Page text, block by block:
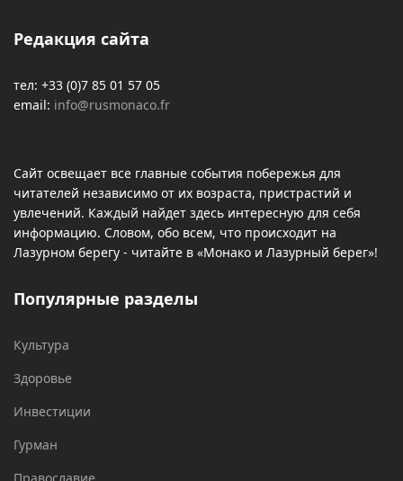
Редакция сайта
тел: +33 (0)7 85 01 57 05
email: info@rusmonaco.fr
Сайт освещает все главные события побережья для
читателей независимо от их возраста, пристрастий и
увлечений. Каждый найдет здесь интересную для себя
информацию. Словом, обо всем, что происходит на
Лазурном берегу - читайте в «Монако и Лазурный берег»!
Популярные разделы
Культура
Здоровье
Инвестиции
Гурман